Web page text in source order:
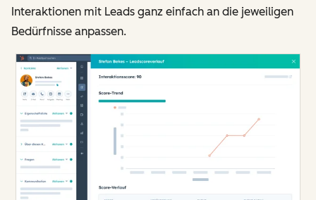
Interaktionen mit Leads ganz einfach an die jeweiligen
Bedürfnisse anpassen.